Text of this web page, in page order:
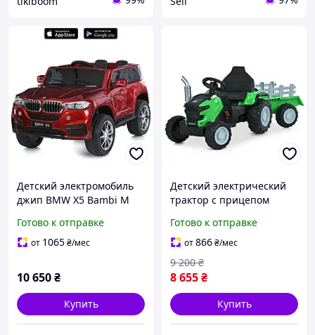
Детский электромобиль
джип BMW X5 Bambi M
автопокраска, EVA,
экокожа
Готово к отправке
от 1065₴/мес
10 650₴
Купить
Детский электрический
трактор с прицепом
зеленый (EVA, экокожа,
MP3, USB, Bluetooth)
Готово к отправке
от866₴/мес
8 655₴
9 200 ₴
Купить